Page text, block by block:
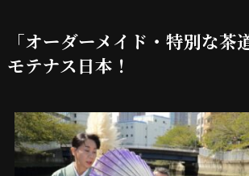
「オーダーメイド・特別な茶
モテナス日本！